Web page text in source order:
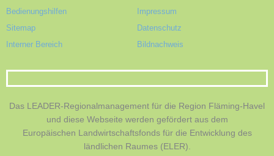
Bedienungshilfen
Sitemap
Interner Bereich
Impressum
Datenschutz
Bildnachweis
Das LEADER-Regionalmanagement für die Region Fläming-Havel
und diese Webseite werden gefördert aus dem
Europäischen Landwirtschaftsfonds für die Entwicklung des
ländlichen Raumes (ELER).